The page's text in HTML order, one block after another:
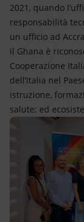
2021, quando
responsabilità
un ufficio ad
il Ghana è
Cooperazione
dell’Italia nel
istruzione,
salute; ed